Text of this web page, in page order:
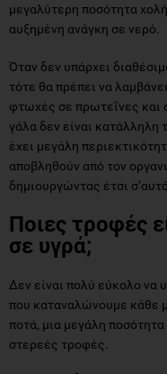
μεγαλύτερη ποσότητα
αυξημένη ανάγκη σε νερό.
Όταν δεν υπάρχει
τότε θα πρέπει να
φτωχές σε πρωτεΐνες και
γάλα δεν είναι κατάλληλη
έχει μεγάλη
αποβληθούν από τον
δημιουργώντας έτσι
Ποιες τροφές
σε υγρά;
Δεν είναι πολύ εύκολο να
που καταναλώνουμε κάθε
ποτά, μια μεγάλη
στερεές τροφές.